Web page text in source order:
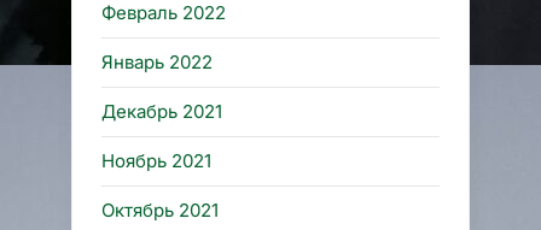
Февраль 2022
Январь 2022
Декабрь 2021
Ноябрь 2021
Октябрь 2021